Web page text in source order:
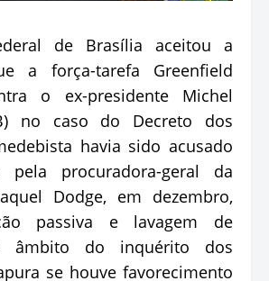
de Brasília aceitou a
a força-tarefa Greenfield
o ex-presidente Michel
no caso do Decreto dos
havia sido acusado
pela procuradora-geral da
Dodge, em dezembro,
passiva e lavagem de
âmbito do inquérito dos
se houve favorecimento